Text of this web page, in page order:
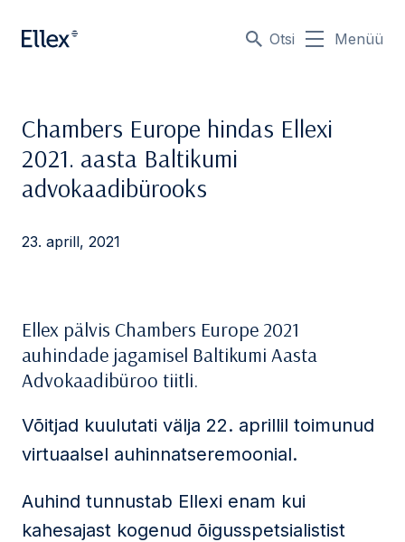
Otsi Menüü
Chambers Europe hindas Ellexi
2021. aasta Baltikumi
advokaadibürooks
23. aprill, 2021
Ellex pälvis Chambers Europe 2021
auhindade jagamisel Baltikumi Aasta
Advokaadibüroo tiitli.
Võitjad kuulutati välja 22. aprillil toimunud
virtuaalsel auhinnatseremoonial.
Auhind tunnustab Ellexi enam kui
kahesajast kogenud õigusspetsialistist